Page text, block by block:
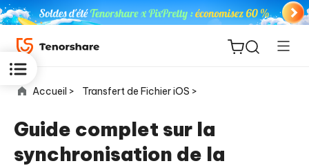
Accueil > Transfert de Fichier iOS >
Guide complet sur la
synchronisation de la